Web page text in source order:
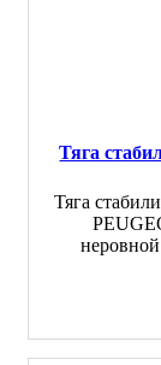
Тяга
Тяга